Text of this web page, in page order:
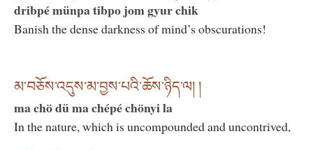
dribpé münpa tibpo jom gyur chik
Banish the dense darkness of mind’s obscurations!
མ་བཅོས་འདུས་མ་བྱས་པའི་ཆོས་ཉིད་ལ། །
ma chö dü ma chépé chönyi la
In the nature, which is uncompounded and uncontrived,